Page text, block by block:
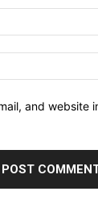
and website